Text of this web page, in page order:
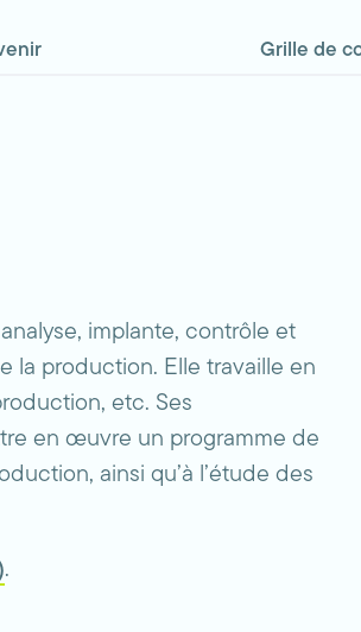
Grille de
implante, contrôle et
la production. Elle travaille en
etc. Ses
en œuvre un programme de
ainsi qu’à l’étude des
.